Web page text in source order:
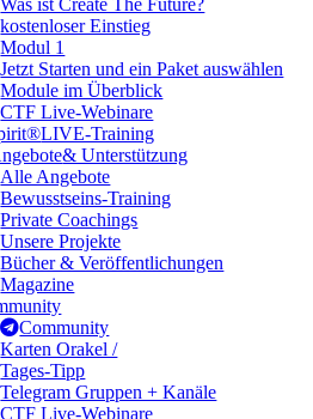
Was ist Create The Future?
kostenloser Einstieg
Modul 1
Jetzt Starten und ein Paket auswählen
Module im Überblick
CTF Live-Webinare
LIVE-Training
& Unterstützung
Alle Angebote
Bewusstseins-Training
Private Coachings
Unsere Projekte
Bücher & Veröffentlichungen
Magazine
Community
Karten Orakel /
Tages-Tipp
Telegram Gruppen + Kanäle
CTF Live-Webinare